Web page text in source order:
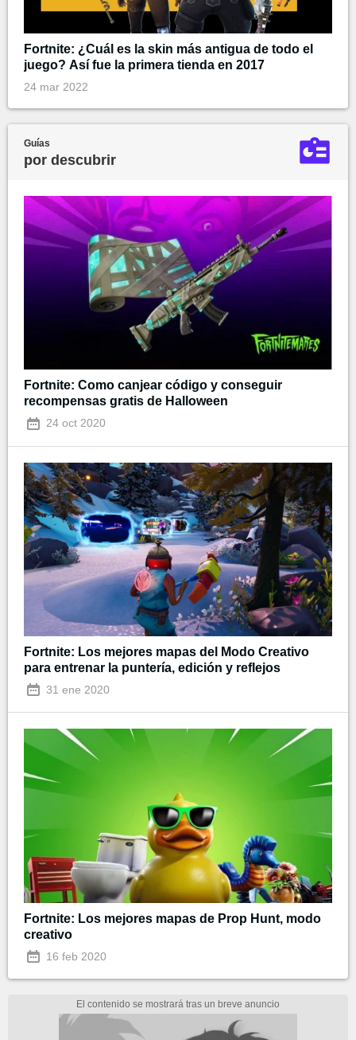
Fortnite: ¿Cuál es la skin más antigua de todo el
juego? Así fue la primera tienda en 2017
24 mar 2022
Guías
por descubrir
Fortnite: Como canjear código y conseguir
recompensas gratis de Halloween
24 oct 2020
Fortnite: Los mejores mapas del Modo Creativo
para entrenar la puntería, edición y reflejos
31 ene 2020
Fortnite: Los mejores mapas de Prop Hunt, modo
creativo
16 feb 2020